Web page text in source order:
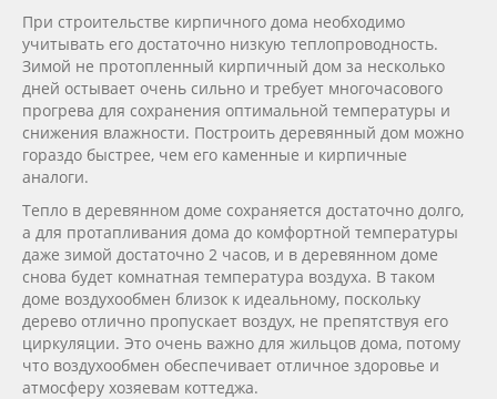
При строительстве кирпичного дома необходимо
учитывать его достаточно низкую теплопроводность.
Зимой не протопленный кирпичный дом за несколько
дней остывает очень сильно и требует многочасового
прогрева для сохранения оптимальной температуры и
снижения влажности. Построить деревянный дом можно
гораздо быстрее, чем его каменные и кирпичные
аналоги.
Тепло в деревянном доме сохраняется достаточно долго,
а для протапливания дома до комфортной температуры
даже зимой достаточно 2 часов, и в деревянном доме
снова будет комнатная температура воздуха. В таком
доме воздухообмен близок к идеальному, поскольку
дерево отлично пропускает воздух, не препятствуя его
циркуляции. Это очень важно для жильцов дома, потому
что воздухообмен обеспечивает отличное здоровье и
атмосферу хозяевам коттеджа.